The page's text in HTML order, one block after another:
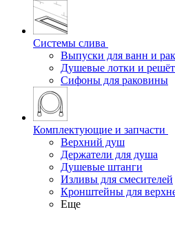
Системы слива
Выпуски для ванн и
Душевые лотки и
Сифоны для раковины
Комплектующие и запчасти
Верхний душ
Держатели для душа
Душевые штанги
Изливы для смесителей
Кронштейны для
Еще